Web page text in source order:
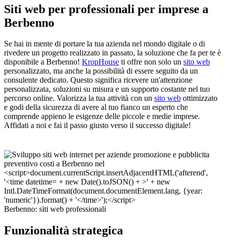
Siti web per professionali per imprese a
Berbenno
Se hai in mente di portare la tua azienda nel mondo digitale o di
rivedere un progetto realizzato in passato, la soluzione che fa per te è
disponibile a Berbenno! KropHouse ti offre non solo un sito web
personalizzato, ma anche la possibilità di essere seguito da un
consulente dedicato. Questo significa ricevere un'attenzione
personalizzata, soluzioni su misura e un supporto costante nel tuo
percorso online. Valorizza la tua attività con un sito web ottimizzato
e godi della sicurezza di avere al tuo fianco un esperto che
comprende appieno le esigenze delle piccole e medie imprese.
Affidati a noi e fai il passo giusto verso il successo digitale!
Berbenno: siti web professionali
Funzionalità strategica